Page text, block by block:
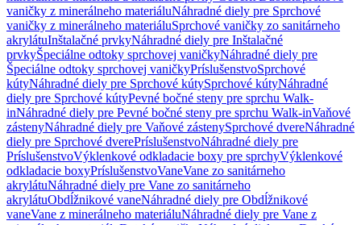
vaničky z minerálneho materiáluNáhradné diely pre Sprchové
vaničky z minerálneho materiáluSprchové vaničky zo sanitárneho
akrylátuInštalačné prvkyNáhradné diely pre Inštalačné
prvkyŠpeciálne odtoky sprchovej vaničkyNáhradné diely pre
Špeciálne odtoky sprchovej vaničkyPríslušenstvoSprchové
kútyNáhradné diely pre Sprchové kútySprchové kútyNáhradné
diely pre Sprchové kútyPevné bočné steny pre sprchu Walk-
inNáhradné diely pre Pevné bočné steny pre sprchu Walk-inVaňové
zástenyNáhradné diely pre Vaňové zástenySprchové dvereNáhradné
diely pre Sprchové dverePríslušenstvoNáhradné diely pre
PríslušenstvoVýklenkové odkladacie boxy pre sprchyVýklenkové
odkladacie boxyPríslušenstvoVaneVane zo sanitárneho
akrylátuNáhradné diely pre Vane zo sanitárneho
akrylátuObdĺžnikové vaneNáhradné diely pre Obdĺžnikové
vaneVane z minerálneho materiáluNáhradné diely pre Vane z